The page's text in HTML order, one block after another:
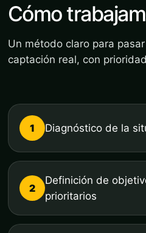
Cómo
Un método claro para
captación real, con
1 Diagnóstico de la
2
Definición de
prioritarios